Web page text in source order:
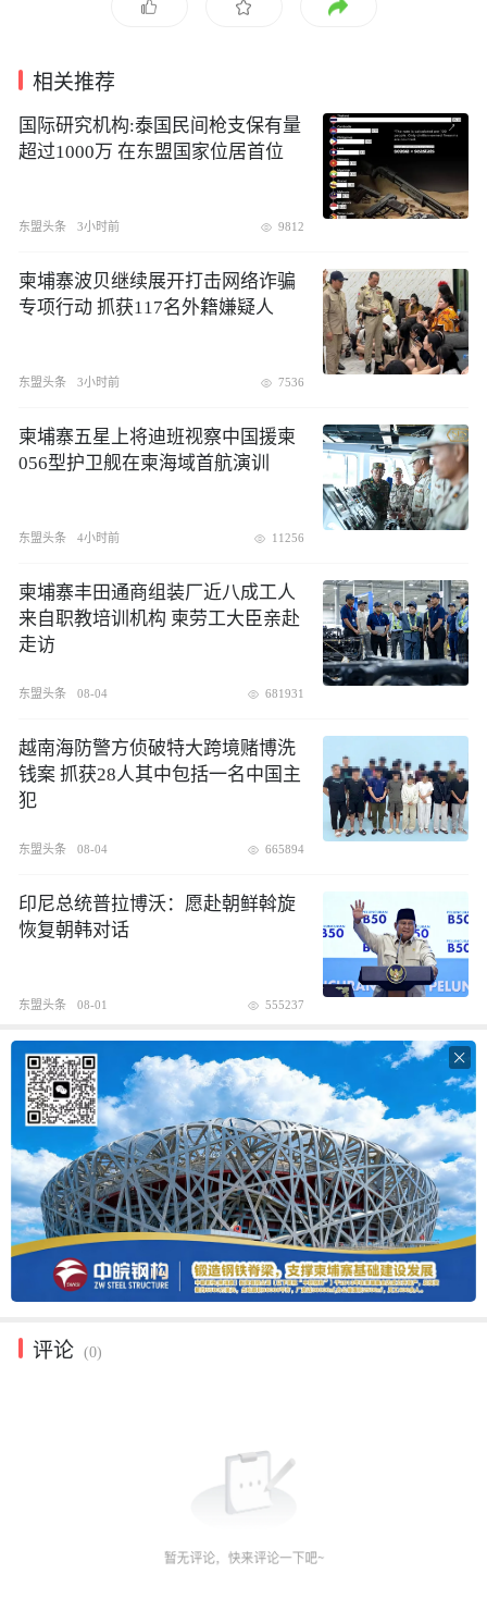
相关推荐
国际研究机构:泰国民间枪支保有量
超过1000万 在东盟国家位居首位
东盟头条 3小时前 9812
​柬埔寨波贝继续展开打击网络诈骗
专项行动 抓获117名外籍嫌疑人
东盟头条 3小时前 7536
柬埔寨五星上将迪班视察中国援柬
056型护卫舰在柬海域首航演训
东盟头条 4小时前 11256
柬埔寨丰田通商组装厂近八成工人
来自职教培训机构 柬劳工大臣亲赴
走访
东盟头条 08-04 681931
越南海防警方侦破特大跨境赌博洗
钱案 抓获28人其中包括一名中国主
犯
东盟头条 08-04 665894
印尼总统普拉博沃：愿赴朝鲜斡旋
恢复朝韩对话
东盟头条 08-01 555237

评论 (0)